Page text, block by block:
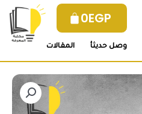
0EGP
وصل حديثأ المقالات